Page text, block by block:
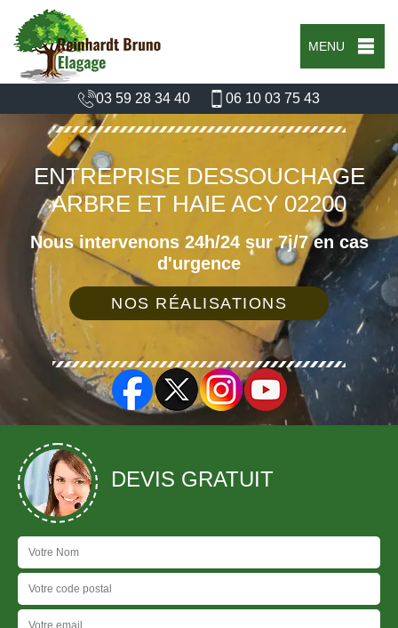
MENU
03 59 28 34 40 06 10 03 75 43
ENTREPRISE DESSOUCHAGE
ARBRE ET HAIE ACY 02200
Nous intervenons 24h/24 sur 7j/7 en cas
d'urgence
NOS RÉALISATIONS
DEVIS GRATUIT